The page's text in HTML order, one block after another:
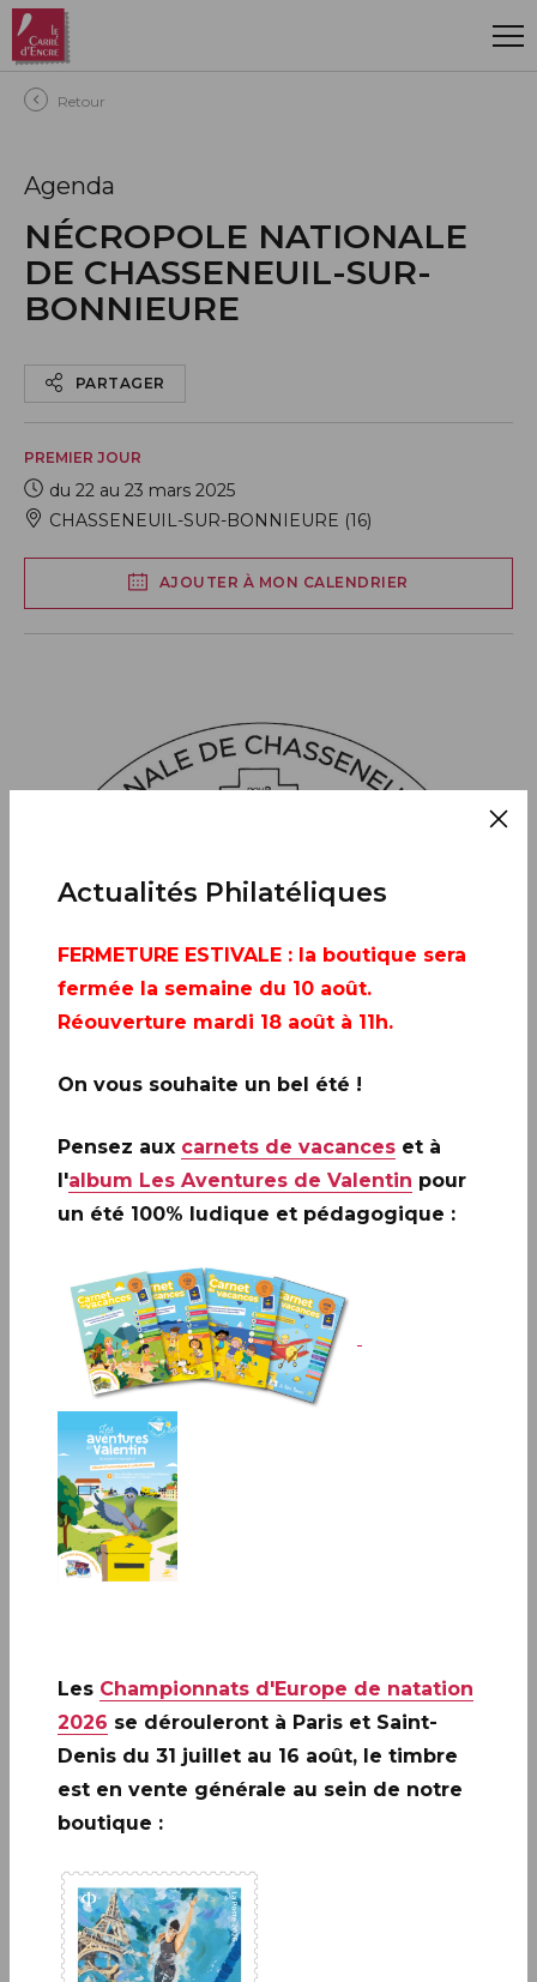
Aller au contenu principal
Retour
Agenda
NÉCROPOLE NATIONALE
DE CHASSENEUIL-SUR-
BONNIEURE
PARTAGER
PREMIER JOUR
du 22 au 23 mars 2025
CHASSENEUIL-SUR-BONNIEURE (16)
AJOUTER À MON CALENDRIER
CHASSENEUIL-SUR-BONNIEURE (16)
Maison des associations, de 9h à 18h, salle Michel
Bourdareau
22 rue Bir’Hacheim, 16260 CHASSENEUIL-SUR-BONNIEURE.
Infos complémentaires :
avant-première les samedi 22 et dimanche 23 mars à :
CHASSENEUIL-SUR-BONNIEURE (16) Maison des
associations, de 9h à 18h, salle Michel Bourdareau, 22 rue
Bir’Hacheim, 16260 CHASSENEUIL-SUR-BONNIEURE.
André LAVERGNE animera une séance de
dédicaces de 10h à 17h, le samedi 22 mars.
Le 24 mars 2025, La Poste émet un timbre sur le
mémorial de la Résistance de Chasseneuil-sur-
Bonnieure construit à partir de 1945, il y a quatre-
vingts ans. Il regroupe 2 255 tombes de
combattants.
Actualités Philatéliques
FERMETURE ESTIVALE : la boutique sera
fermée la semaine du 10 août.
Réouverture mardi 18 août à 11h.
On vous souhaite un bel été !
Pensez aux carnets de vacances et à
l'album Les Aventures de Valentin pour
un été 100% ludique et pédagogique :
Les Championnats d'Europe de natation
2026 se dérouleront à Paris et Saint-
Denis du 31 juillet au 16 août, le timbre
est en vente générale au sein de notre
boutique :